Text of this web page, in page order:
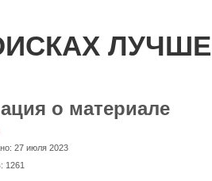
о материале
27 июля 2023
1261